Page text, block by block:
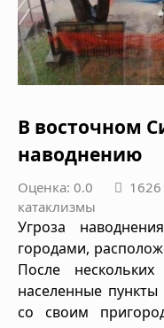
В восточном
наводнению
Оценка: 0.0 1626
катаклизмы
Угроза
городами,
После
населенные
со своим